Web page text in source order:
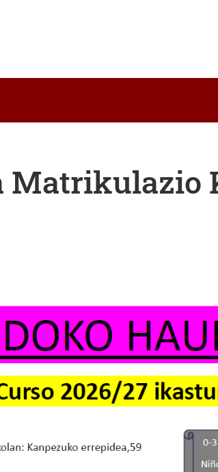
Matrikulazio